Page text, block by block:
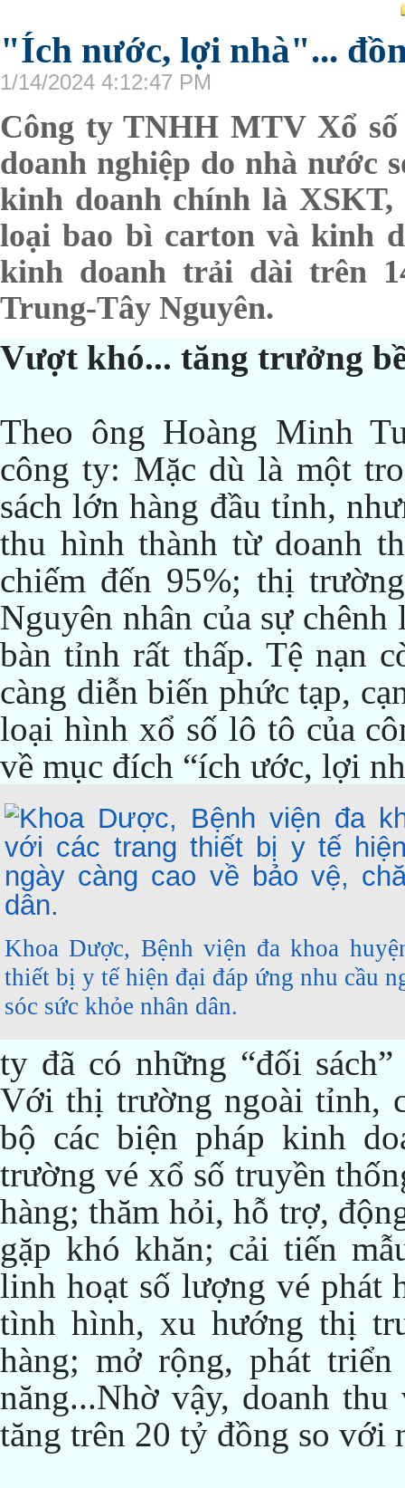
"Ích nước, lợi nhà"...
1/14/2024 4:12:47 PM
Công ty TNHH MTV Xổ
doanh nghiệp do nhà nước
kinh doanh chính là XSKT,
loại bao bì carton và kinh
kinh doanh trải dài trên
Trung-Tây Nguyên.
Vượt khó... tăng trưởng
Theo ông Hoàng Minh
công ty: Mặc dù là một
sách lớn hàng đầu tỉnh,
thu hình thành từ doanh
chiếm đến 95%; thị
Nguyên nhân của sự
bàn tỉnh rất thấp. Tệ nạn
càng diễn biến phức tạp,
loại hình xổ số lô tô của
về mục đích “ích ước, lợi
Khoa Dược, Bệnh viện đa khoa
thiết bị y tế hiện đại đáp ứng nhu cầu
sóc sức khỏe nhân dân.
ty đã có những “đối
Với thị trường ngoài tỉnh,
bộ các biện pháp kinh
trường vé xổ số truyền
hàng; thăm hỏi, hỗ trợ,
gặp khó khăn; cải tiến
linh hoạt số lượng vé phát
tình hình, xu hướng thị
hàng; mở rộng, phát
năng...Nhờ vậy, doanh
tăng trên 20 tỷ đồng so với